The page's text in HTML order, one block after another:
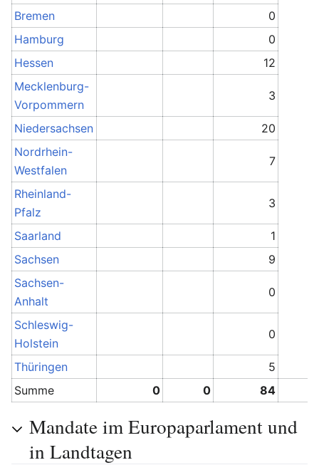
Bremen
0
Hamburg
0
Hessen
12
Mecklenburg-
Vorpommern
3
Niedersachsen
20
Nordrhein-
Westfalen
7
Rheinland-
Pfalz
3
Saarland
1
Sachsen
9
Sachsen-
Anhalt
0
Schleswig-
Holstein
0
Thüringen
5
Summe
0 0 84
Mandate im Europaparlament und
in Landtagen